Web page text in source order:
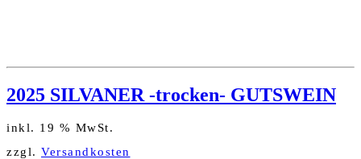
2025 SILVANER -trocken- GUTSWEIN
inkl. 19 % MwSt.
zzgl. Versandkosten